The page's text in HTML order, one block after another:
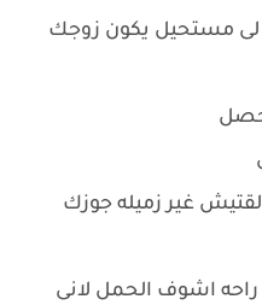
مستحيل يكون زوجك
حصل
غير زميله جوزك
اشوف الحمل لانى